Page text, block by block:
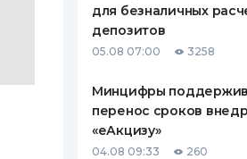
для безналичных
депозитов
05.08 07:00 3258
Минцифры
перенос сроков
«еАкцизу»
04.08 09:33 260